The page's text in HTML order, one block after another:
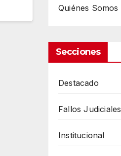
Quiénes Somos
Secciones
Destacado
Fallos Judiciales
Institucional